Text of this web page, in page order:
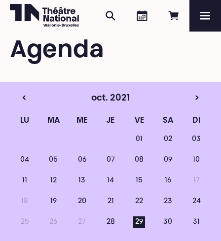
Réserver
Agenda
Rechercher
Agenda
< oct. 2021 >
LU MA ME JE VE SA DI
01 02 03
04 05 06 07 08 09 10
11 12 13 14 15 16 17
18 19 20 21 22 23 24
25 26 27 28 29 30 31